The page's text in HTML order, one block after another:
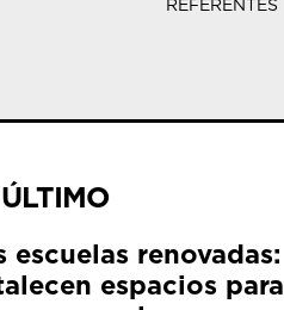
REFERENTES
escuelas renovadas:
espacios para